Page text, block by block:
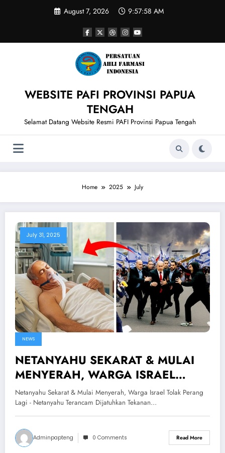
August 7, 2026 9:57:59 AM
WEBSITE PAFI PROVINSI PAPUA
TENGAH
Selamat Datang Website Resmi PAFI Provinsi Papua Tengah
Home 2025 July
July 31, 2025
NEWS
NETANYAHU SEKARAT & MULAI
MENYERAH, WARGA ISRAEL
TOLAK PERANG LAGI!?Netanyahu
Terancam Dijatuhkan
Netanyahu Sekarat & Mulai Menyerah, Warga Israel Tolak Perang
Lagi - Netanyahu Terancam Dijatuhkan Tekanan…
Adminpapteng 0 Comments Read More